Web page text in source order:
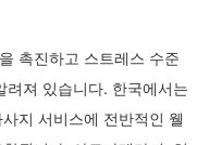
촉진하고 스트레스 수준
려져 있습니다. 한국에서는
지 서비스에 전반적인 웰